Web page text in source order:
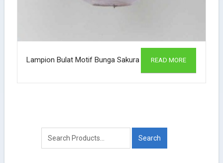
Lampion Bulat Motif Bunga Sakura READ MORE